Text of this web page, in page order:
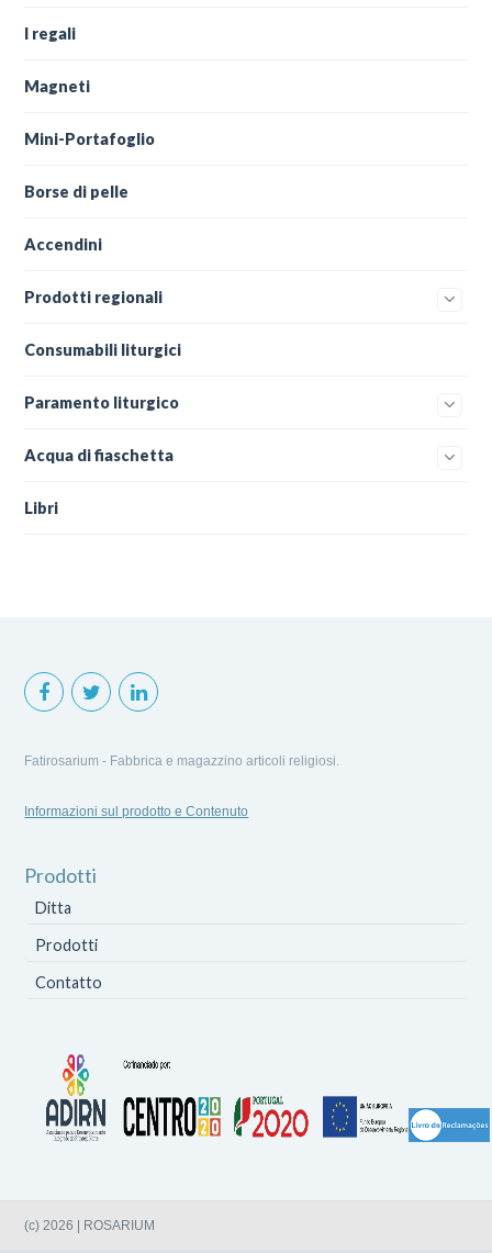
I regali
Magneti
Mini-Portafoglio
Borse di pelle
Accendini
Prodotti regionali
Consumabili liturgici
Paramento liturgico
Acqua di fiaschetta
Libri
Fatirosarium - Fabbrica e magazzino articoli religiosi.
Informazioni sul prodotto e Contenuto
Prodotti
Ditta
Prodotti
Contatto
(c) 2026 | ROSARIUM